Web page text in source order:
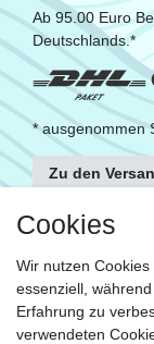
Ab 95.00 Euro
Deutschlands.*
* ausgenommen
Zu den
FOLGE UNS
KONTAKT
Fragen?
Cookies
Wir nutzen
essenziell,
Erfahrung zu
verwendeten